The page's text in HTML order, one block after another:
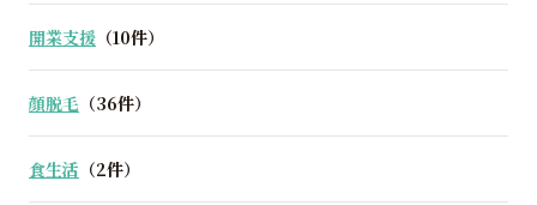
開業支援 （10件）
顔脱毛 （36件）
食生活 （2件）